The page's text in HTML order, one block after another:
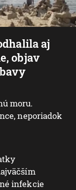
aj
objav
moru.
neporiadok
infekcie